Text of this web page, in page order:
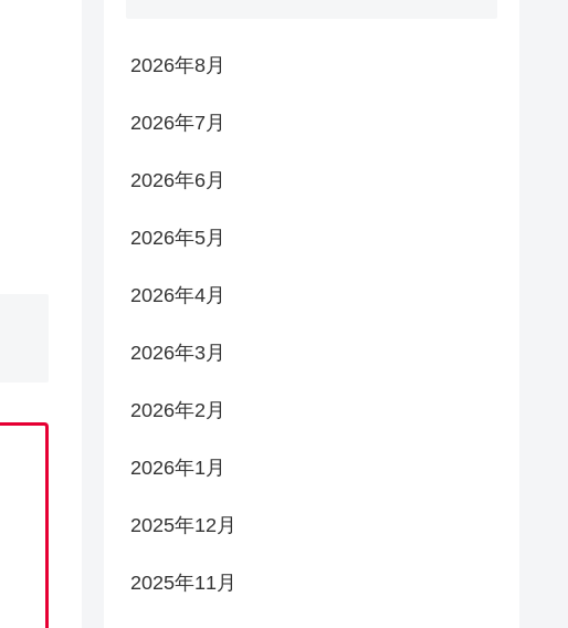
2026年8月
2026年7月
2026年6月
2026年5月
2026年4月
2026年3月
2026年2月
2026年1月
2025年12月
2025年11月